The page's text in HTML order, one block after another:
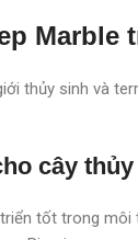
Marble
thủy sinh và
cây
tốt trong